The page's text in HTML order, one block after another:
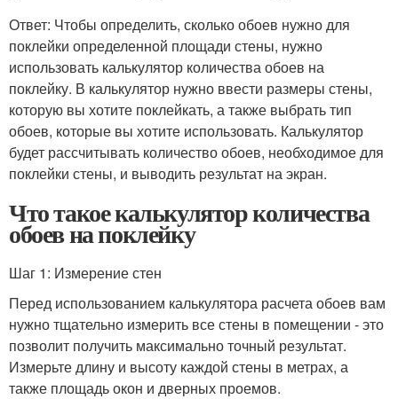
Ответ: Чтобы определить, сколько обоев нужно для
поклейки определенной площади стены, нужно
использовать калькулятор количества обоев на
поклейку. В калькулятор нужно ввести размеры стены,
которую вы хотите поклейкать, а также выбрать тип
обоев, которые вы хотите использовать. Калькулятор
будет рассчитывать количество обоев, необходимое для
поклейки стены, и выводить результат на экран.
Что такое калькулятор количества
обоев на поклейку
Шаг 1: Измерение стен
Перед использованием калькулятора расчета обоев вам
нужно тщательно измерить все стены в помещении - это
позволит получить максимально точный результат.
Измерьте длину и высоту каждой стены в метрах, а
также площадь окон и дверных проемов.